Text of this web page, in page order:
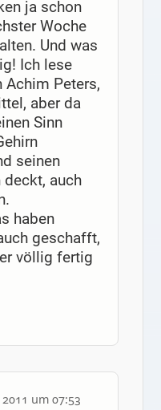
ja schon
Woche
Und was
Ich lese
Achim Peters,
aber da
Sinn
seinen
auch
haben
geschafft,
völlig fertig
um 07:53